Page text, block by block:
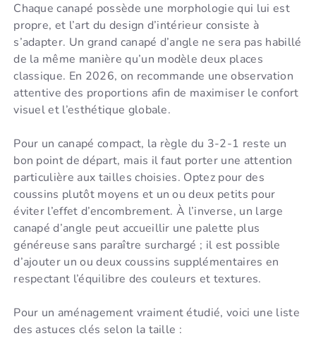
Chaque canapé possède une morphologie qui lui est
propre, et l’art du design d’intérieur consiste à
s’adapter. Un grand canapé d’angle ne sera pas habillé
de la même manière qu’un modèle deux places
classique. En 2026, on recommande une observation
attentive des proportions afin de maximiser le confort
visuel et l’esthétique globale.
Pour un canapé compact, la règle du 3-2-1 reste un
bon point de départ, mais il faut porter une attention
particulière aux tailles choisies. Optez pour des
coussins plutôt moyens et un ou deux petits pour
éviter l’effet d’encombrement. À l’inverse, un large
canapé d’angle peut accueillir une palette plus
généreuse sans paraître surchargé ; il est possible
d’ajouter un ou deux coussins supplémentaires en
respectant l’équilibre des couleurs et textures.
Pour un aménagement vraiment étudié, voici une liste
des astuces clés selon la taille :